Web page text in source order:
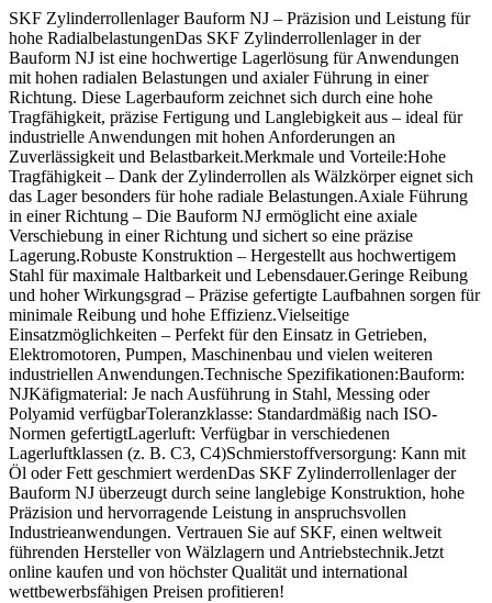
SKF Zylinderrollenlager Bauform NJ – Präzision und Leistung für
hohe RadialbelastungenDas SKF Zylinderrollenlager in der
Bauform NJ ist eine hochwertige Lagerlösung für Anwendungen
mit hohen radialen Belastungen und axialer Führung in einer
Richtung. Diese Lagerbauform zeichnet sich durch eine hohe
Tragfähigkeit, präzise Fertigung und Langlebigkeit aus – ideal für
industrielle Anwendungen mit hohen Anforderungen an
Zuverlässigkeit und Belastbarkeit.Merkmale und Vorteile:Hohe
Tragfähigkeit – Dank der Zylinderrollen als Wälzkörper eignet sich
das Lager besonders für hohe radiale Belastungen.Axiale Führung
in einer Richtung – Die Bauform NJ ermöglicht eine axiale
Verschiebung in einer Richtung und sichert so eine präzise
Lagerung.Robuste Konstruktion – Hergestellt aus hochwertigem
Stahl für maximale Haltbarkeit und Lebensdauer.Geringe Reibung
und hoher Wirkungsgrad – Präzise gefertigte Laufbahnen sorgen für
minimale Reibung und hohe Effizienz.Vielseitige
Einsatzmöglichkeiten – Perfekt für den Einsatz in Getrieben,
Elektromotoren, Pumpen, Maschinenbau und vielen weiteren
industriellen Anwendungen.Technische Spezifikationen:Bauform:
NJKäfigmaterial: Je nach Ausführung in Stahl, Messing oder
Polyamid verfügbarToleranzklasse: Standardmäßig nach ISO-
Normen gefertigtLagerluft: Verfügbar in verschiedenen
Lagerluftklassen (z. B. C3, C4)Schmierstoffversorgung: Kann mit
Öl oder Fett geschmiert werdenDas SKF Zylinderrollenlager der
Bauform NJ überzeugt durch seine langlebige Konstruktion, hohe
Präzision und hervorragende Leistung in anspruchsvollen
Industrieanwendungen. Vertrauen Sie auf SKF, einen weltweit
führenden Hersteller von Wälzlagern und Antriebstechnik.Jetzt
online kaufen und von höchster Qualität und international
wettbewerbsfähigen Preisen profitieren!